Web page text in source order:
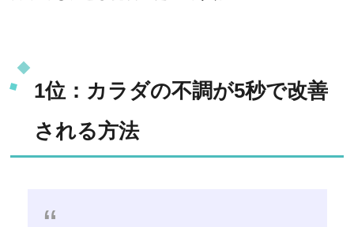
1位：カラダの不調が5秒で改善
される方法